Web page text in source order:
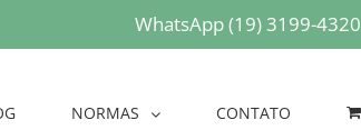
WhatsApp (19) 3199-4320
NORMAS CONTATO